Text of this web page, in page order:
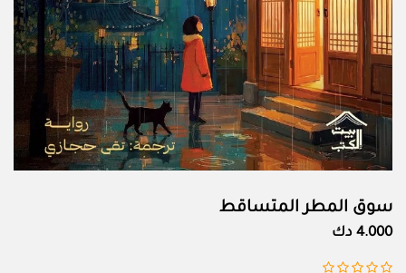
سوق المطر المتساقط
4.000 دك